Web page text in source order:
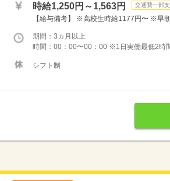
時給1,250円～1,563円 交通費一部
【給与備考】 ※高校生時給1177円〜 ※早
期間：3ヵ月以上
時間：00：00〜00：00 ※1日実働最低2時
シフト制